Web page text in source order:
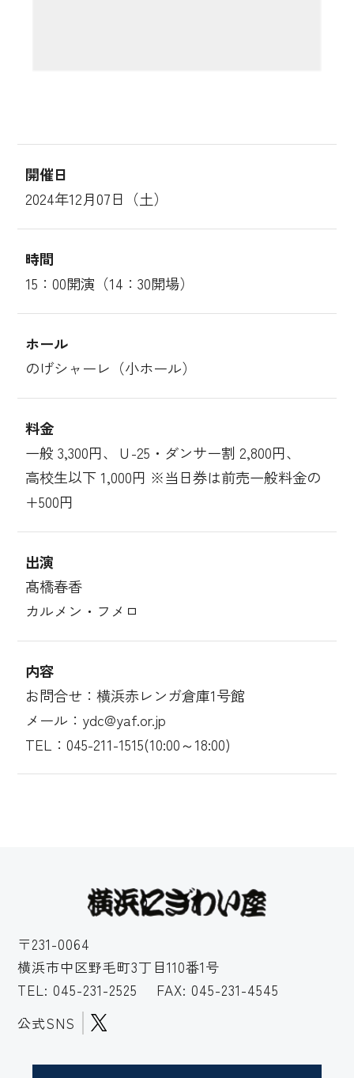
開催日
2024年12月07日（土）
時間
15：00開演（14：30開場）
ホール
のげシャーレ（小ホール）
料金
一般 3,300円、Ｕ-25・ダンサー割 2,800円、
高校生以下 1,000円 ※当日券は前売一般料金の
+500円
出演
髙橋春香
カルメン・フメロ
内容
お問合せ：横浜赤レンガ倉庫1号館
メール：ydc@yaf.or.jp
TEL：045-211-1515(10:00～18:00)
〒231-0064
横浜市中区野毛町3丁目110番1号
TEL: 045-231-2525
FAX: 045-231-4545
公式SNS